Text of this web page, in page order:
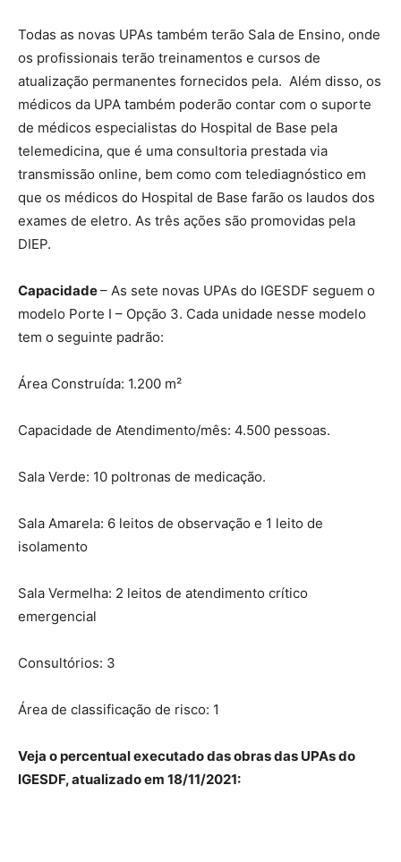
Todas as novas UPAs também terão Sala de Ensino, onde
os profissionais terão treinamentos e cursos de
atualização permanentes fornecidos pela. Além disso, os
médicos da UPA também poderão contar com o suporte
de médicos especialistas do Hospital de Base pela
telemedicina, que é uma consultoria prestada via
transmissão online, bem como com telediagnóstico em
que os médicos do Hospital de Base farão os laudos dos
exames de eletro. As três ações são promovidas pela
DIEP.
Capacidade– As sete novas UPAs do IGESDF seguem o
modelo Porte I – Opção 3. Cada unidade nesse modelo
tem o seguinte padrão:
Área Construída: 1.200 m²
Capacidade de Atendimento/mês: 4.500 pessoas.
Sala Verde: 10 poltronas de medicação.
Sala Amarela: 6 leitos de observação e 1 leito de
isolamento
Sala Vermelha: 2 leitos de atendimento crítico
emergencial
Consultórios: 3
Área de classificação de risco: 1
Veja o percentual executado das obras das UPAs do
IGESDF, atualizado em 18/11/2021: